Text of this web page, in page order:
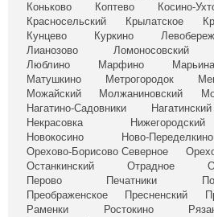
Коньково
Коптево Косино-
Красносельский
Крылатское
Кунцево
Куркино
Лианозово
Ломоносовский
Люблино
Марфино
Матушкино
Метрогородок
Можайский
Молжаниновский
Нагатино-Садовники
Некрасовка
Нижегородский
Новокосино
Ново-Переделкино
Орехово-Борисово Северное
Останкинский
Отрадное
Перово
Печатники
Преображенское
Пресненский
Раменки
Ростокино